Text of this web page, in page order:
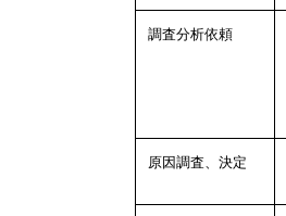
調査分析依頼
原因調査、決定